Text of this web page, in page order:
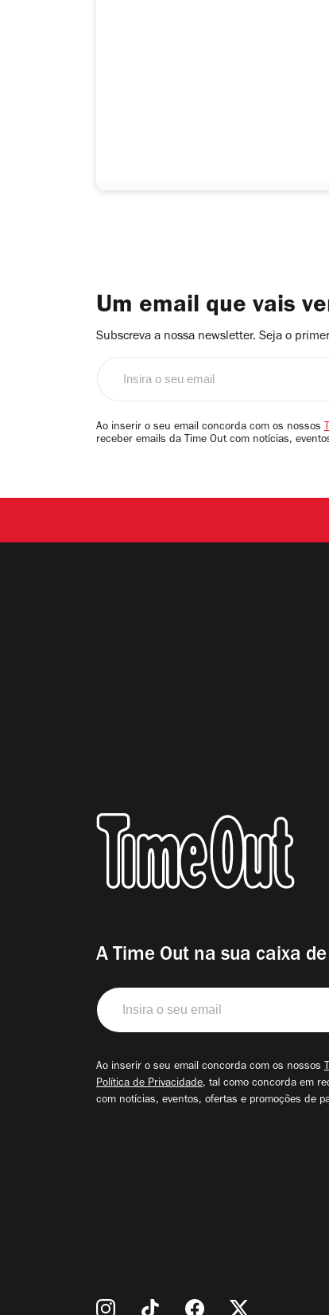
Um email que vais
Subscreva a nossa newsletter. Seja o
email
Ao inserir o seu email concorda com os nossos
receber emails da Time Out com notícias,
A Time Out na sua caixa
Insira
o
seu
Ao inserir o seu email concorda com os nossos
Política de Privacidade, tal como concorda em
com notícias, eventos, ofertas e promoções de